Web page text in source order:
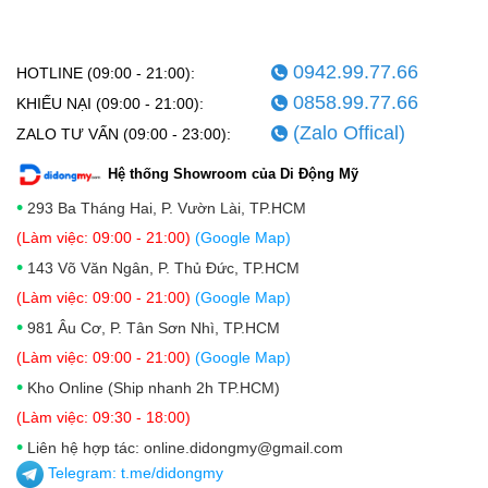
Thời lượng pin tốt, bộ nhớ lưu trữ lớn
Mua Apple Watch series 5 44mm LTE cũ bạn không
cần phải lo lắng về thời lượng pin, bởi thiết bị có thể
bạn 1 kho ứng dụng riêng tuyệt vời với bộ nhớ lên
HOTLINE (09:00 - 21:00): 0942.99.77.66
KHIẾU NẠI (09:00 - 21:00): 0858.99.77.66
ZALO TƯ VẤN (09:00 - 23:00): (Zalo Offical)
Hệ thống Showroom của Di Động Mỹ
• 293 Ba Tháng Hai, P. Vườn Lài, TP.HCM
(Làm việc: 09:00 - 21:00) (Google Map)
• 143 Võ Văn Ngân, P. Thủ Đức, TP.HCM
(Làm việc: 09:00 - 21:00) (Google Map)
• 981 Âu Cơ, P. Tân Sơn Nhì, TP.HCM
(Làm việc: 09:00 - 21:00) (Google Map)
• Kho Online (Ship nhanh 2h TP.HCM)
(Làm việc: 09:30 - 18:00)
• Liên hệ hợp tác: online.didongmy@gmail.com
Telegram: t.me/didongmy